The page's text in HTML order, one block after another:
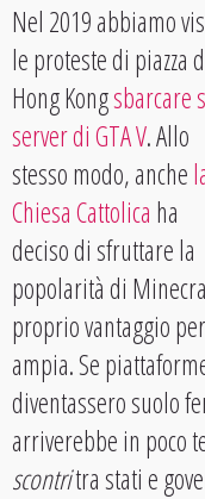
Nel 2019 abbiamo
le proteste di piazza
Hong Kongsbarcare
server di GTA V. Allo
stesso modo, anche
Chiesa Cattolica ha
deciso di sfruttare la
popolarità di
proprio vantaggio
ampia. Se
diventassero suolo
arriverebbe in poco
scontritra stati e